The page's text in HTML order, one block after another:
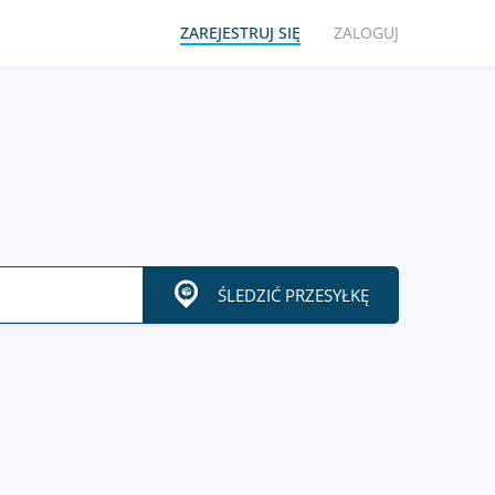
ZAREJESTRUJ SIĘ ZALOGUJ
ŚLEDZIĆ PRZESYŁKĘ